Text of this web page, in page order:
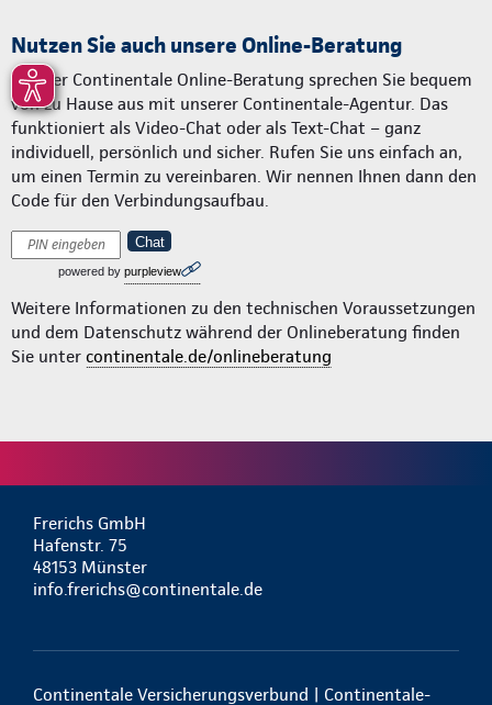
Nutzen Sie auch unsere Online-Beratung
Mit der Continentale Online-Beratung sprechen Sie bequem
von zu Hause aus mit unserer Continentale-Agentur. Das
funktioniert als Video-Chat oder als Text-Chat – ganz
individuell, persönlich und sicher. Rufen Sie uns einfach an,
um einen Termin zu vereinbaren. Wir nennen Ihnen dann den
Code für den Verbindungsaufbau.
Chat
powered by purpleview
Weitere Informationen zu den technischen Voraussetzungen
und dem Datenschutz während der Onlineberatung finden
Sie unter continentale.de/onlineberatung
Frerichs GmbH
Hafenstr. 75
48153 Münster
info.frerichs@continentale.de
Continentale Versicherungsverbund | Continentale-